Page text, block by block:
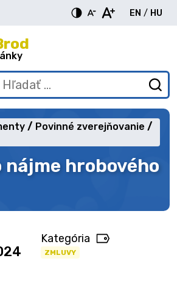
EN
English
/ HU
nájme hrobového
Povinné zverejňovanie
Kategória
ZMLUVY